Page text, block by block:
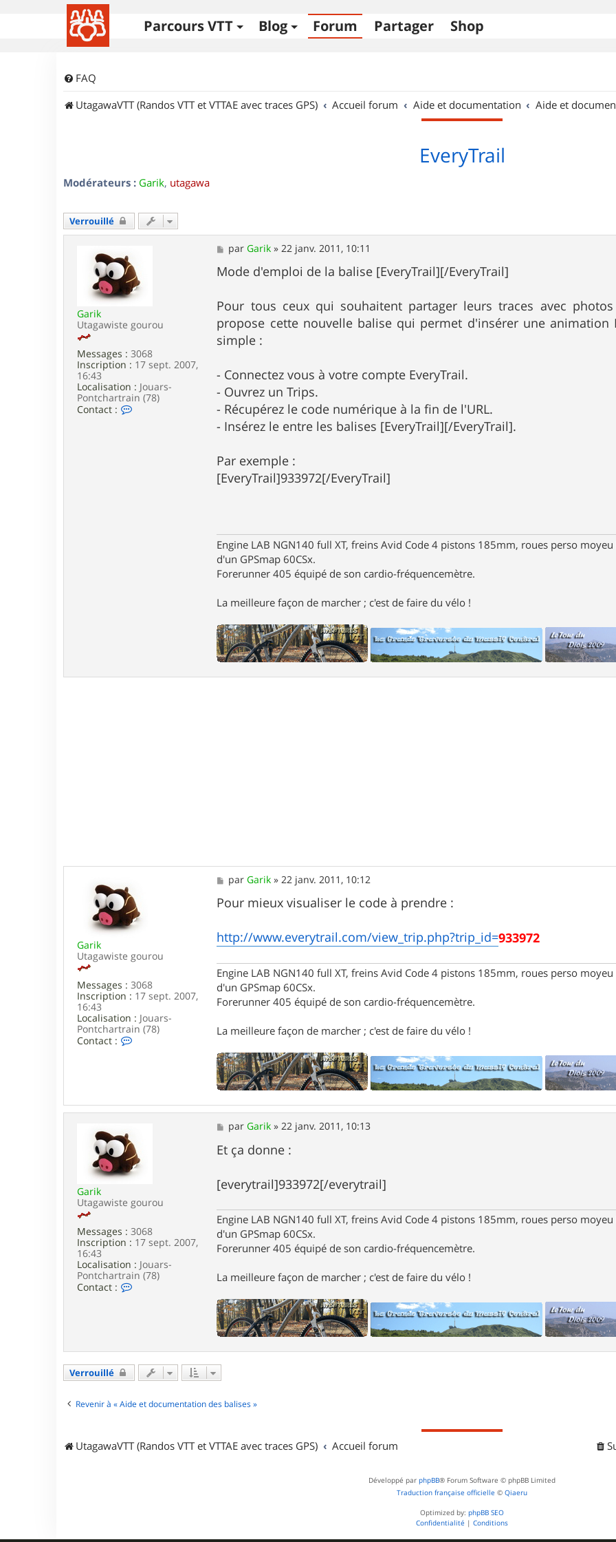
Parcours VTT Blog Forum Partager Shop
FAQ
UtagawaVTT (Randos VTT et VTTAE avec traces GPS)
Accueil forum Aide et documentation Aide et
EveryTrail
Modérateurs : Garik, utagawa
Verrouillé
Garik
Utagawiste gourou
Messages : 3068
Inscription : 17 sept. 2007,
16:43
Localisation : Jouars-
Pontchartrain (78)
Contact :
M
e
s
s
g
e
parGarik »22 janv. 2011, 10:11
Mode d'emploi de la balise [EveryTrail][/EveryTrail]
Pour tous ceux qui souhaitent partager leurs traces avec
propose cette nouvelle balise qui permet d'insérer une animation
simple :
- Connectez vous à votre compte EveryTrail.
- Ouvrez un Trips.
- Récupérez le code numérique à la fin de l'URL.
- Insérez le entre les balises [EveryTrail][/EveryTrail].
Par exemple :
[EveryTrail]933972[/EveryTrail]
Engine LAB NGN140 full XT, freins Avid Code 4 pistons 185mm, roues perso
d'un GPSmap 60CSx.
Forerunner 405 équipé de son cardio-fréquencemètre.
La meilleure façon de marcher ; c'est de faire du vélo !
Garik
Utagawiste gourou
Messages : 3068
Inscription : 17 sept. 2007,
16:43
Localisation : Jouars-
Pontchartrain (78)
Contact :
t
e
a
r
i
M
e
s
s
g
e
parGarik » 22 janv. 2011, 10:12
Pour mieux visualiser le code à prendre :
http://www.everytrail.com/view_trip.php?trip_id=933972
Engine LAB NGN140 full XT, freins Avid Code 4 pistons 185mm, roues perso
d'un GPSmap 60CSx.
Forerunner 405 équipé de son cardio-fréquencemètre.
La meilleure façon de marcher ; c'est de faire du vélo !
Garik
Utagawiste gourou
Messages : 3068
Inscription : 17 sept. 2007,
16:43
Localisation : Jouars-
Pontchartrain (78)
Contact :
t
e
G
r
M
e
s
s
g
e
parGarik »22 janv. 2011, 10:13
Et ça donne :
[everytrail]933972[/everytrail]
Engine LAB NGN140 full XT, freins Avid Code 4 pistons 185mm, roues perso
d'un GPSmap 60CSx.
Forerunner 405 équipé de son cardio-fréquencemètre.
La meilleure façon de marcher ; c'est de faire du vélo !
Verrouillé
Revenir à « Aide et documentation des balises »
UtagawaVTT (Randos VTT et VTTAE avec traces GPS) Accueil forum
Développé par phpBB® Forum Software © phpBB Limited
Traduction française officielle © Qiaeru
Optimized by: phpBB SEO
Confidentialité | Conditions